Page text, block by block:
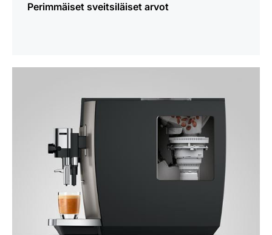
Perimmäiset sveitsiläiset arvot